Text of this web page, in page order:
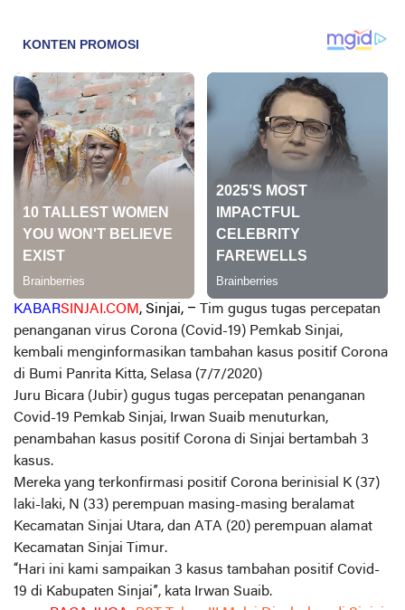
KABARSINJAI.COM , Sinjai, –
Tim gugus tugas percepatan
penanganan virus Corona (Covid-19) Pemkab Sinjai,
kembali menginformasikan tambahan kasus positif Corona
di Bumi Panrita Kitta, Selasa (7/7/2020)
Juru Bicara (Jubir) gugus tugas percepatan penanganan
Covid-19 Pemkab Sinjai, Irwan Suaib menuturkan,
penambahan kasus positif Corona di Sinjai bertambah 3
kasus.
Mereka yang terkonfirmasi positif Corona berinisial K (37)
laki-laki, N (33) perempuan masing-masing beralamat
Kecamatan Sinjai Utara, dan ATA (20) perempuan alamat
Kecamatan Sinjai Timur.
“Hari ini kami sampaikan 3 kasus tambahan positif Covid-
19 di Kabupaten Sinjai”, kata Irwan Suaib.